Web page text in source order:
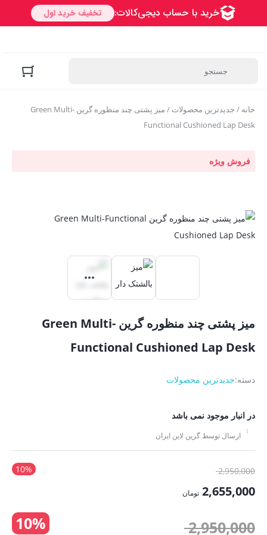
خانه / جدیدترین محصولات
/ میز پشتی چند منظوره گرین Green Multi-
Functional Cushioned Lap Desk
فروش ویژه
میز پشتی چند منظوره گرین Green Multi-
Functional Cushioned Lap Desk
دسته:جدیدترین محصولات
در انبار موجود نمی باشد
ارسال توسط گرین لاین ایران
10% 2,950,000قیمت
اصلی:
بود.
2,655,000 تومان
فعلی:
10% 2,950,000